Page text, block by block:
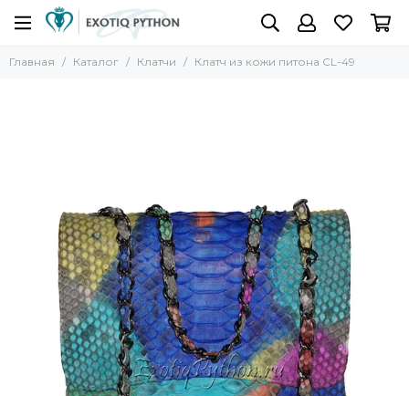
Главная Каталог Клатчи Клатч из кожи питона CL-49